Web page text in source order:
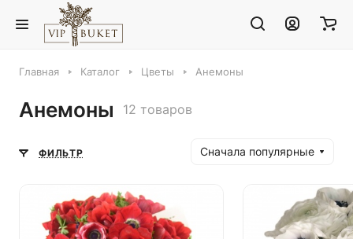
Главная Каталог Цветы Анемоны
Анемоны 12 товаров
ФИЛЬТР Сначала популярные